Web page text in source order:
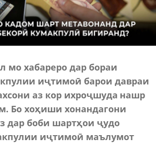
мо хабареро дар бораи
иҷтимоӣ барои давраи
аз кор ихроҷшуда нашр
Бо хоҳиши хонандагони
дар боби шартҳои ҷудо
иҷтимоӣ маълумот